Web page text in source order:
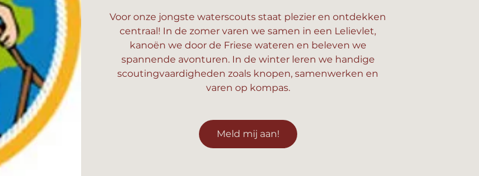
Voor onze jongste waterscouts staat plezier en ontdekken
centraal! In de zomer varen we samen in een Lelievlet,
kanoën we door de Friese wateren en beleven we
spannende avonturen. In de winter leren we handige
scoutingvaardigheden zoals knopen, samenwerken en
varen op kompas.
Meld mij aan!